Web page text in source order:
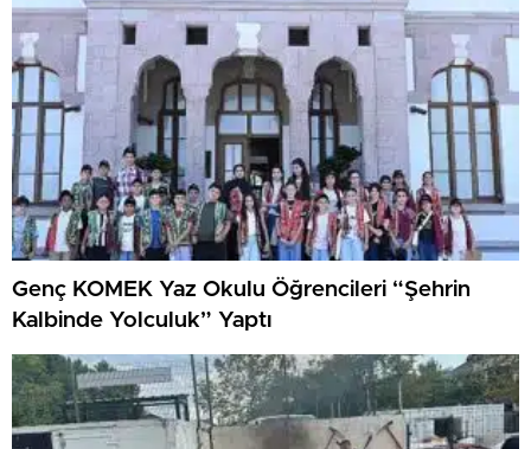
Genç KOMEK Yaz Okulu Öğrencileri “Şehrin
Kalbinde Yolculuk” Yaptı